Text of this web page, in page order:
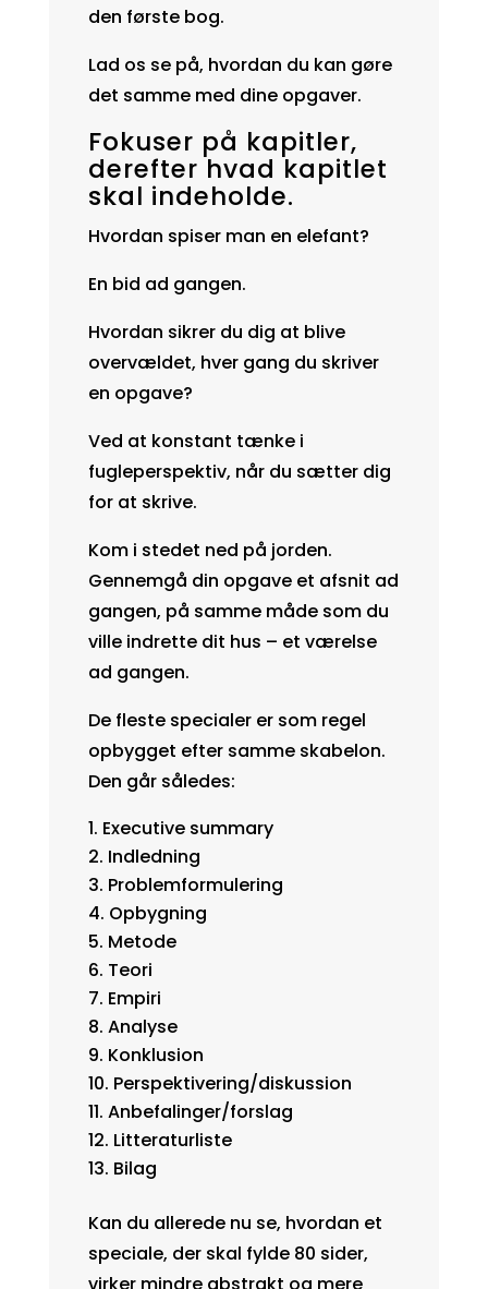
den første bog.
Lad os se på, hvordan du kan gøre
det samme med dine opgaver.
Fokuser på kapitler,
derefter hvad kapitlet
skal indeholde.
Hvordan spiser man en elefant?
En bid ad gangen.
Hvordan sikrer du dig at blive
overvældet, hver gang du skriver
en opgave?
Ved at konstant tænke i
fugleperspektiv, når du sætter dig
for at skrive.
Kom i stedet ned på jorden.
Gennemgå din opgave et afsnit ad
gangen, på samme måde som du
ville indrette dit hus – et værelse
ad gangen.
De fleste specialer er som regel
opbygget efter samme skabelon.
Den går således:
Executive summary
Indledning
Problemformulering
Opbygning
Metode
Teori
Empiri
Analyse
Konklusion
Perspektivering/diskussion
Anbefalinger/forslag
Litteraturliste
Bilag
Kan du allerede nu se, hvordan et
speciale, der skal fylde 80 sider,